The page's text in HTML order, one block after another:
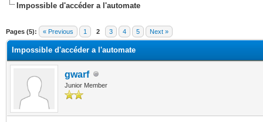
Impossible d'accéder a l'automate
Pages (5): « Previous 1 2 3 4 5 Next »
Impossible d'accéder a l'automate
gwarf
Junior Member